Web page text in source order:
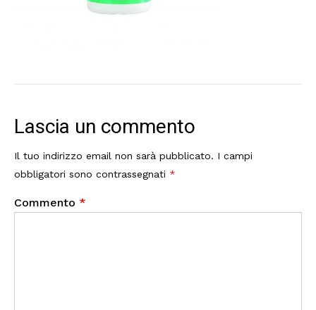
Lascia un commento
Il tuo indirizzo email non sarà pubblicato. I campi
obbligatori sono contrassegnati *
Commento *